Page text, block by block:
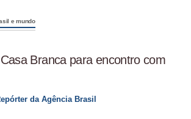
e mundo
Branca para encontro com
da Agência Brasil